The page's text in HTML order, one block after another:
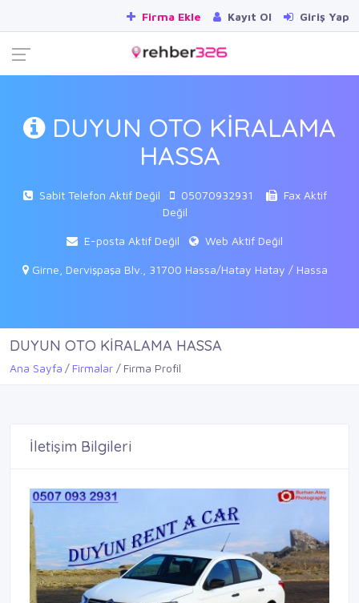
Firma Ekle Kayıt Ol Giriş Yap
DUYUN OTO KİRALAMA
HASSA
Sabit Telefon Aktif Değil 05070932931
Fax Aktif
Değil
E-posta Aktif Değil Web Aktif Değil
Girne, Dervişpaşa Blv., 31700 Hassa/Hatay Hatay / Hassa
DUYUN OTO KİRALAMA HASSA
Ana Sayfa Firmalar Firma Profil
İletişim Bilgileri